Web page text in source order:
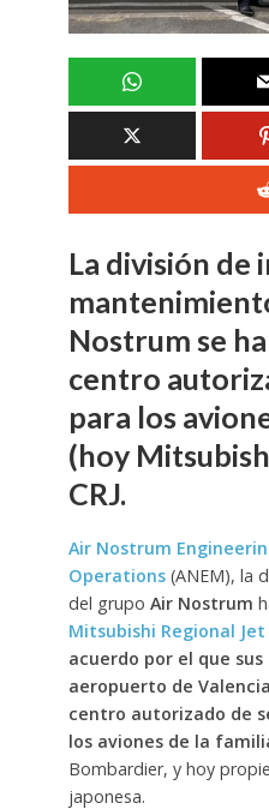
La división de
Nostrum se
centro
para los
(hoy
CRJ.
Air Nostrum
Operations(ANEM), la
del grupo Air Nostrum
Mitsubishi Regional
acuerdo por el que
aeropuerto de
centro autorizado de
los aviones de la
Bombardier, y hoy
japonesa.